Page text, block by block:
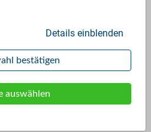
Details einblenden
bestätigen
auswählen